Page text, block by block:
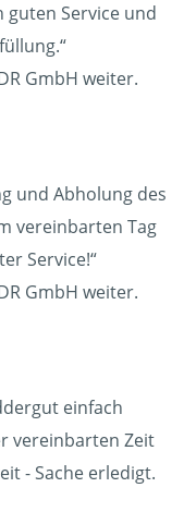
Service und
GmbH weiter.
und Abholung des
vereinbarten Tag
Service!“
GmbH weiter.
einfach
vereinbarten Zeit
- Sache erledigt.